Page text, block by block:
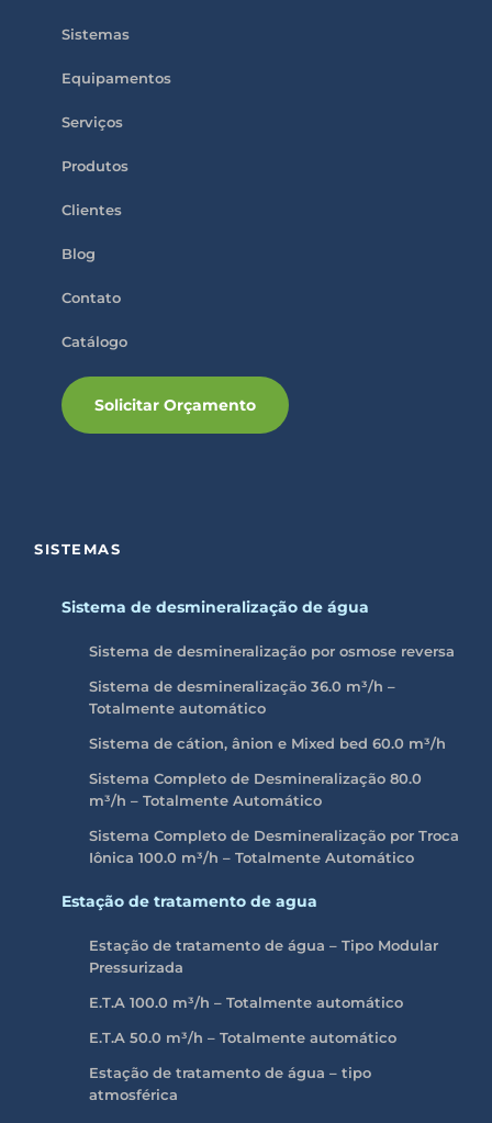
Sistemas
Equipamentos
Serviços
Produtos
Clientes
Blog
Contato
Catálogo
Solicitar Orçamento
SISTEMAS
Sistema de desmineralização de água
Sistema de desmineralização por osmose reversa
Sistema de desmineralização 36.0 m³/h –
Totalmente automático
Sistema de cátion, ânion e Mixed bed 60.0 m³/h
Sistema Completo de Desmineralização 80.0
m³/h – Totalmente Automático
Sistema Completo de Desmineralização por Troca
Iônica 100.0 m³/h – Totalmente Automático
Estação de tratamento de agua
Estação de tratamento de água – Tipo Modular
Pressurizada
E.T.A 100.0 m³/h – Totalmente automático
E.T.A 50.0 m³/h – Totalmente automático
Estação de tratamento de água – tipo
atmosférica